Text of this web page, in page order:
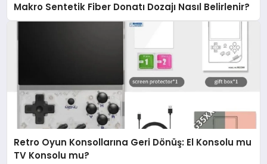
Makro Sentetik Fiber Donatı Dozajı Nasıl Belirlenir?
Retro Oyun Konsollarına Geri Dönüş: El Konsolu mu
TV Konsolu mu?